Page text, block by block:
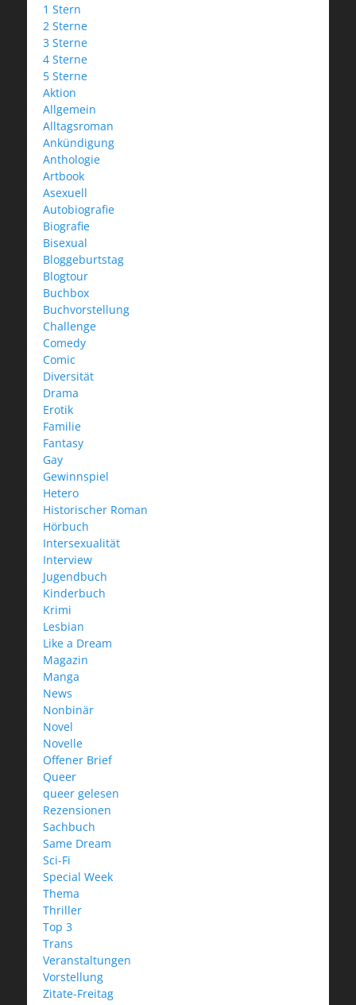
1 Stern
2 Sterne
3 Sterne
4 Sterne
5 Sterne
Aktion
Allgemein
Alltagsroman
Ankündigung
Anthologie
Artbook
Asexuell
Autobiografie
Biografie
Bisexual
Bloggeburtstag
Blogtour
Buchbox
Buchvorstellung
Challenge
Comedy
Comic
Diversität
Drama
Erotik
Familie
Fantasy
Gay
Gewinnspiel
Hetero
Historischer Roman
Hörbuch
Intersexualität
Interview
Jugendbuch
Kinderbuch
Krimi
Lesbian
Like a Dream
Magazin
Manga
News
Nonbinär
Novel
Novelle
Offener Brief
Queer
queer gelesen
Rezensionen
Sachbuch
Same Dream
Sci-Fi
Special Week
Thema
Thriller
Top 3
Trans
Veranstaltungen
Vorstellung
Zitate-Freitag